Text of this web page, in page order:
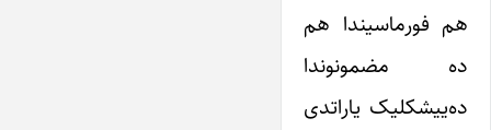
هم فورماسیندا هم
ده مضمونوندا
ده‌ییشکلیک یاراتدی